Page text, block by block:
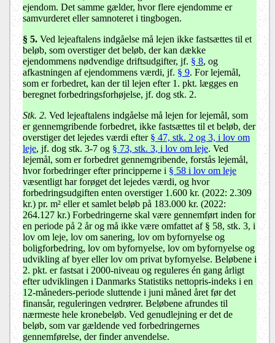
ejendom. Det samme gælder, hvor flere ejendomme er
samvurderet eller samnoteret i tingbogen.
§ 5. Ved lejeaftalens indgåelse må lejen ikke fastsættes til et
beløb, som overstiger det beløb, der kan dække
ejendommens nødvendige driftsudgifter, jf. § 8, og
afkastningen af ejendommens værdi, jf. § 9. For lejemål,
som er forbedret, kan der til lejen efter 1. pkt. lægges en
beregnet forbedringsforhøjelse, jf. dog stk. 2.
Stk. 2. Ved lejeaftalens indgåelse må lejen for lejemål, som
er gennemgribende forbedret, ikke fastsættes til et beløb, der
overstiger det lejedes værdi efter § 47, stk. 2 og 3, i lov om
leje, jf. dog stk. 3-7 og § 73, stk. 3, i lov om leje. Ved
lejemål, som er forbedret gennemgribende, forstås lejemål,
hvor forbedringer efter principperne i § 58 i lov om leje
væsentligt har forøget det lejedes værdi, og hvor
forbedringsudgiften enten overstiger 1.600 kr. (2022: 2.309
kr.) pr. m² eller et samlet beløb på 183.000 kr. (2022:
264.127 kr.) Forbedringerne skal være gennemført inden for
en periode på 2 år og må ikke være omfattet af § 58, stk. 3, i
lov om leje, lov om sanering, lov om byfornyelse og
boligforbedring, lov om byfornyelse, lov om byfornyelse og
udvikling af byer eller lov om privat byfornyelse. Beløbene i
2. pkt. er fastsat i 2000-niveau og reguleres én gang årligt
efter udviklingen i Danmarks Statistiks nettopris-indeks i en
12-måneders-periode sluttende i juni måned året før det
finansår, reguleringen vedrører. Beløbene afrundes til
nærmeste hele kronebeløb. Ved genudlejning er det de
beløb, som var gældende ved forbedringernes
gennemførelse, der finder anvendelse.